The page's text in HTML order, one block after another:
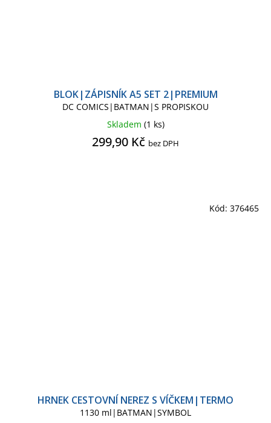
BLOK|ZÁPISNÍK A5 SET 2|PREMIUM
DC COMICS|BATMAN|S PROPISKOU
Skladem (1 ks)
299,90 Kč bez DPH
HRNEK CESTOVNÍ NEREZ S VÍČKEM|TERMO
1130 ml|BATMAN|SYMBOL
Kód: 376465